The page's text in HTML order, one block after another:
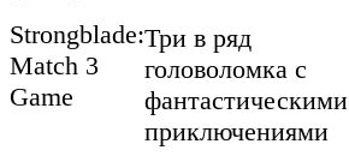
Strongblade:
Match 3
Game
Три в ряд
головоломка с
фантастическими
приключениями